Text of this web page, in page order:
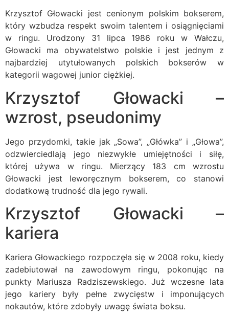
Krzysztof Głowacki jest cenionym polskim bokserem,
który wzbudza respekt swoim talentem i osiągnięciami
w ringu. Urodzony 31 lipca 1986 roku w Wałczu,
Głowacki ma obywatelstwo polskie i jest jednym z
najbardziej utytułowanych polskich bokserów w
kategorii wagowej junior ciężkiej.
Krzysztof Głowacki –
wzrost, pseudonimy
Jego przydomki, takie jak „Sowa”, „Główka” i „Głowa”,
odzwierciedlają jego niezwykłe umiejętności i siłę,
której używa w ringu. Mierzący 183 cm wzrostu
Głowacki jest leworęcznym bokserem, co stanowi
dodatkową trudność dla jego rywali.
Krzysztof Głowacki –
kariera
Kariera Głowackiego rozpoczęła się w 2008 roku, kiedy
zadebiutował na zawodowym ringu, pokonując na
punkty Mariusza Radziszewskiego. Już wczesne lata
jego kariery były pełne zwycięstw i imponujących
nokautów, które zdobyły uwagę świata boksu.